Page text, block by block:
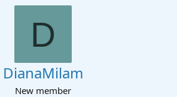
D
DianaMilam
New member